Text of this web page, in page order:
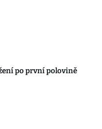
po první polovině